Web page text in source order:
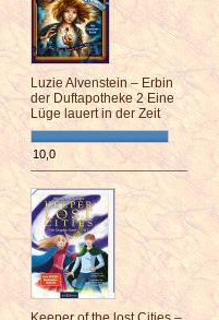
Luzie Alvenstein – Erbin
der Duftapotheke 2 Eine
Lüge lauert in der Zeit
10,0
¯¯¯¯¯¯¯¯¯¯¯¯¯¯¯¯¯¯¯¯¯¯¯¯